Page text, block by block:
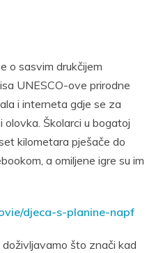
o sasvim drukčijem
UNESCO-ove prirodne
i interneta gdje se za
olovka. Školarci u bogatoj
kilometara pješače do
a omiljene igre su im
djeca-s-planine-napf
što znači kad